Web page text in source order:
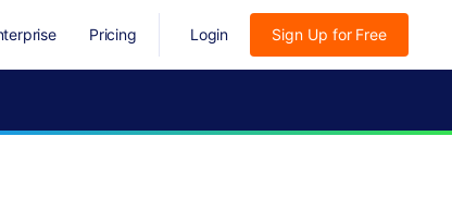
Pricing Login Sign Up for Free